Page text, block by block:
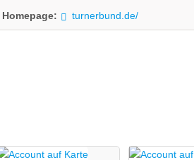
Homepage: turnerbund.de/